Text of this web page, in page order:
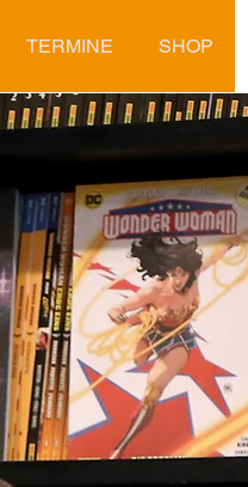
TERMINE SHOP